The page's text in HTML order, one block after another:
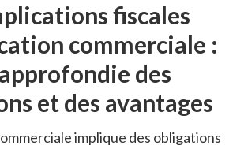
fiscales
​commerciale⁢ :
des
et ‍des avantages
implique ‌des obligations